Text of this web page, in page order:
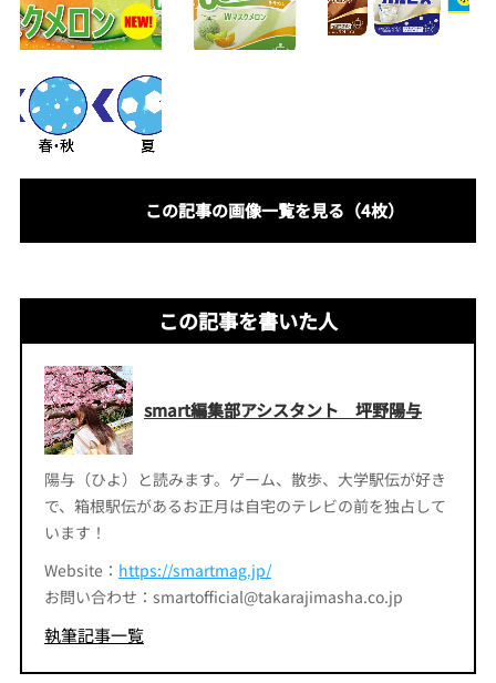
この記事の画像一覧を見る（4枚）
この記事を書いた人
smart編集部アシスタント 坪野陽与
陽与（ひよ）と読みます。ゲーム、散歩、大学駅伝が好き
で、箱根駅伝があるお正月は自宅のテレビの前を独占して
います！
Website： https://smartmag.jp/
お問い合わせ：smartofficial@takarajimasha.co.jp
執筆記事一覧